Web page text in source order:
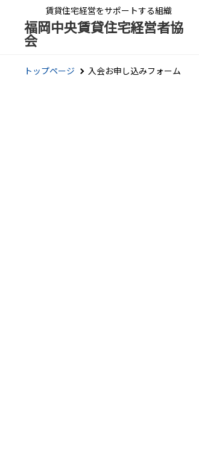
賃貸住宅経営をサポートする組織
福岡中央賃貸住宅経営者協
会
トップページ 入会お申し込みフォーム